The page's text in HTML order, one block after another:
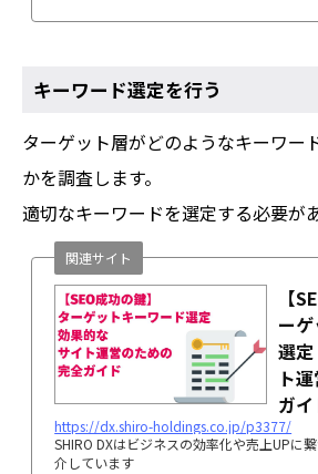
キーワード選定を行う
ターゲット層がどのようなキーワー
かを調査します。
適切なキーワードを選定する必要が
【
ー
選
ト
ガ
https://dx.shiro-holdings.co.jp/p3377/
SHIRO DXはビジネスの効率化や売上UPに
介しています
関連サイト